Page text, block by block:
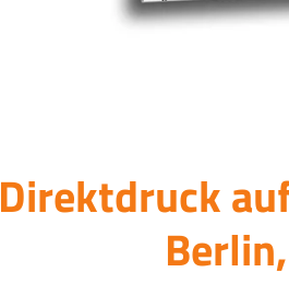
Direktdruck